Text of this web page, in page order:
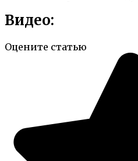
Видео:
Оцените статью